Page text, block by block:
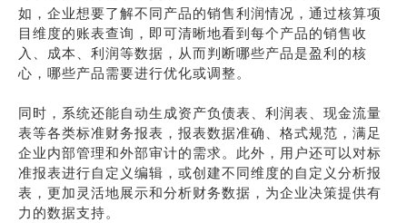
如，企业想要了解不同产品的销售利润情况，通过核算项
目维度的账表查询，即可清晰地看到每个产品的销售收
入、成本、利润等数据，从而判断哪些产品是盈利的核
心，哪些产品需要进行优化或调整。
同时，系统还能自动生成资产负债表、利润表、现金流量
表等各类标准财务报表，报表数据准确、格式规范，满足
企业内部管理和外部审计的需求。此外，用户还可以对标
准报表进行自定义编辑，或创建不同维度的自定义分析报
表，更加灵活地展示和分析财务数据，为企业决策提供有
力的数据支持。